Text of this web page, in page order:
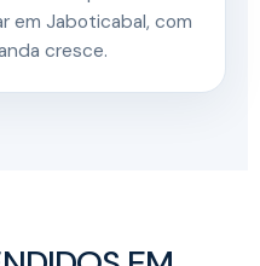
em Jaboticabal, com
cresce.